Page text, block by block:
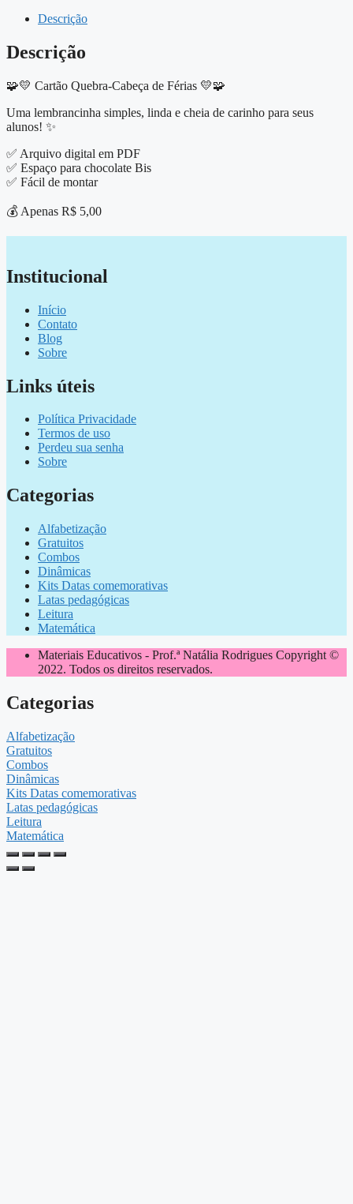
Descrição
Descrição
🧩💛 Cartão Quebra-Cabeça de Férias 💛🧩
Uma lembrancinha simples, linda e cheia de carinho para seus
alunos! ✨
✅ Arquivo digital em PDF
✅ Espaço para chocolate Bis
✅ Fácil de montar
💰 Apenas R$ 5,00
Institucional
Início
Contato
Blog
Sobre
Links úteis
Política Privacidade
Termos de uso
Perdeu sua senha
Sobre
Categorias
Alfabetização
Gratuitos
Combos
Dinâmicas
Kits Datas comemorativas
Latas pedagógicas
Leitura
Matemática
Materiais Educativos - Prof.ª Natália Rodrigues Copyright ©
2022. Todos os direitos reservados.
Categorias
Alfabetização
Gratuitos
Combos
Dinâmicas
Kits Datas comemorativas
Latas pedagógicas
Leitura
Matemática